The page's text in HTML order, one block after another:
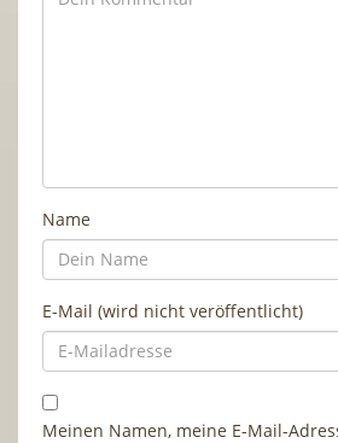
Name
E-Mail (wird nicht veröffentlicht)
Meinen Namen, meine E-Mail-